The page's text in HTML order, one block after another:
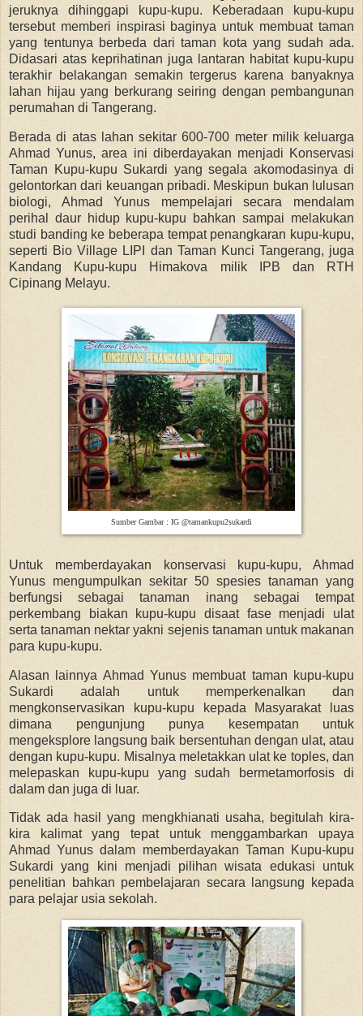
jeruknya dihinggapi kupu-kupu. Keberadaan kupu-kupu
tersebut memberi inspirasi baginya untuk membuat taman
yang tentunya berbeda dari taman kota yang sudah ada.
Didasari atas keprihatinan juga lantaran habitat kupu-kupu
terakhir belakangan semakin tergerus karena banyaknya
lahan hijau yang berkurang seiring dengan pembangunan
perumahan di Tangerang.
Berada di atas lahan sekitar 600-700 meter milik keluarga
Ahmad Yunus, area ini diberdayakan menjadi Konservasi
Taman Kupu-kupu Sukardi yang segala akomodasinya di
gelontorkan dari keuangan pribadi. Meskipun bukan lulusan
biologi, Ahmad Yunus mempelajari secara mendalam
perihal daur hidup kupu-kupu bahkan sampai melakukan
studi banding ke beberapa tempat penangkaran kupu-kupu,
seperti Bio Village LIPI dan Taman Kunci Tangerang, juga
Kandang Kupu-kupu Himakova milik IPB dan RTH
Cipinang Melayu.
Sumber Gambar : IG @tamankupu2sukardi
Untuk memberdayakan konservasi kupu-kupu, Ahmad
Yunus mengumpulkan sekitar 50 spesies tanaman yang
berfungsi sebagai tanaman inang sebagai tempat
perkembang biakan kupu-kupu disaat fase menjadi ulat
serta tanaman nektar yakni sejenis tanaman untuk makanan
para kupu-kupu.
Alasan lainnya Ahmad Yunus membuat taman kupu-kupu
Sukardi adalah untuk memperkenalkan dan
mengkonservasikan kupu-kupu kepada Masyarakat luas
dimana pengunjung punya kesempatan untuk
mengeksplore langsung baik bersentuhan dengan ulat, atau
dengan kupu-kupu. Misalnya meletakkan ulat ke toples, dan
melepaskan kupu-kupu yang sudah bermetamorfosis di
dalam dan juga di luar.
Tidak ada hasil yang mengkhianati usaha, begitulah kira-
kira kalimat yang tepat untuk menggambarkan upaya
Ahmad Yunus dalam memberdayakan Taman Kupu-kupu
Sukardi yang kini menjadi pilihan wisata edukasi untuk
penelitian bahkan pembelajaran secara langsung kepada
para pelajar usia sekolah.